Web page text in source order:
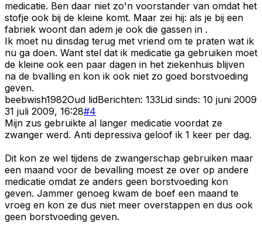
medicatie. Ben daar niet zo'n voorstander van omdat het
stofje ook bij de kleine komt. Maar zei hij: als je bij een
fabriek woont dan adem je ook die gassen in .
Ik moet nu dinsdag terug met vriend om te praten wat ik
nu ga doen. Want stel dat ik medicatie ga gebruiken moet
de kleine ook een paar dagen in het ziekenhuis blijven
na de bvalling en kon ik ook niet zo goed borstvoeding
geven.
beebwish1982Oud lidBerichten: 133Lid sinds: 10 juni 2009
31 juli 2009, 16:28#4
Mijn zus gebruikte al langer medicatie voordat ze
zwanger werd. Anti depressiva geloof ik 1 keer per dag.
Dit kon ze wel tijdens de zwangerschap gebruiken maar
een maand voor de bevalling moest ze over op andere
medicatie omdat ze anders geen borstvoeding kon
geven. Jammer genoeg kwam de boef een maand te
vroeg en kon ze dus niet meer overstappen en dus ook
geen borstvoeding geven.